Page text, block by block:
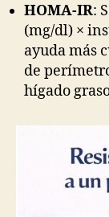
HOMA-IR:
(mg/dl) ×
ayuda más
de
hígado